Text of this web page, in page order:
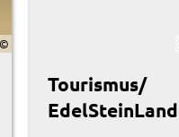
Tourismus/
EdelSteinLand